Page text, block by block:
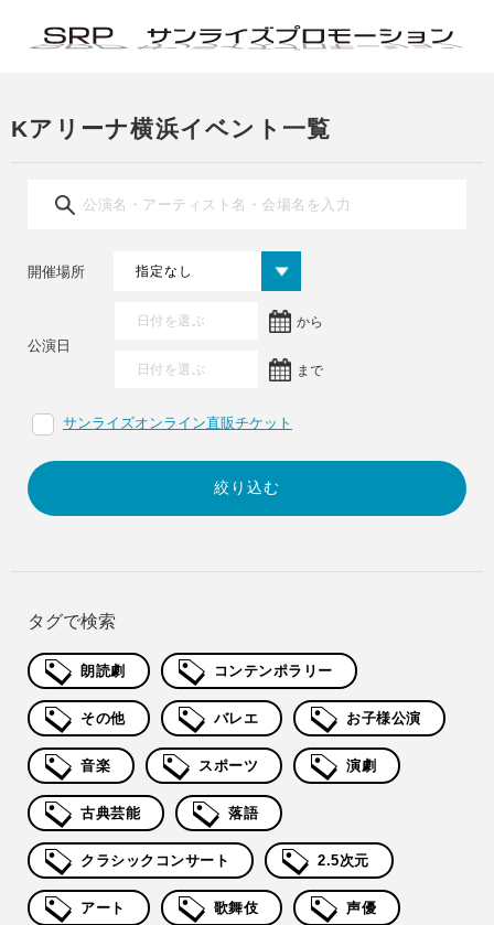
Kアリーナ横浜イベント一覧
公演日
から
まで
開催場所
サンライズオンライン直販チケット
タグで検索
朗読劇 コンテンポラリー
その他 バレエ お子様公演
音楽 スポーツ 演劇
古典芸能 落語
クラシックコンサート 2.5次元
アート 歌舞伎 声優